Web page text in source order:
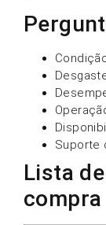
Suporte
Lista
compra